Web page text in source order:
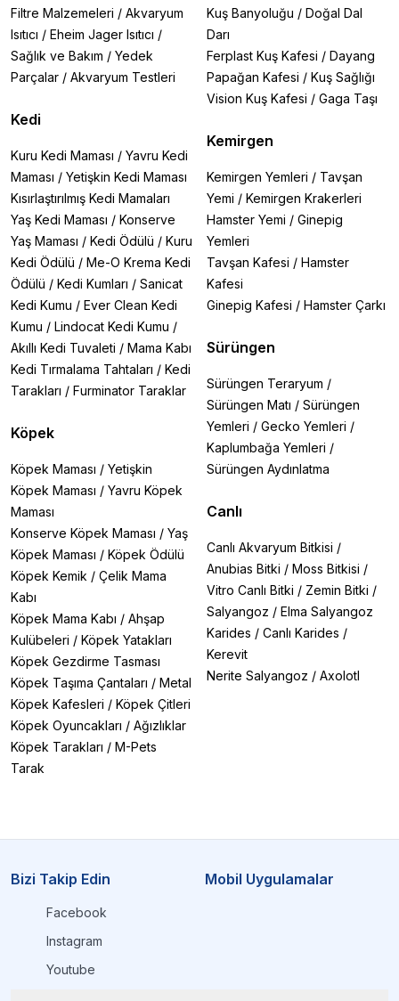
Filtre Malzemeleri / Akvaryum
Isıtıcı / Eheim Jager Isıtıcı /
Sağlık ve Bakım / Yedek
Parçalar / Akvaryum Testleri
Kedi
Kuru Kedi Maması / Yavru Kedi
Maması / Yetişkin Kedi Maması
Kısırlaştırılmış Kedi Mamaları
Yaş Kedi Maması / Konserve
Yaş Maması / Kedi Ödülü / Kuru
Kedi Ödülü / Me-O Krema Kedi
Ödülü / Kedi Kumları / Sanicat
Kedi Kumu / Ever Clean Kedi
Kumu / Lindocat Kedi Kumu /
Akıllı Kedi Tuvaleti / Mama Kabı
Kedi Tırmalama Tahtaları / Kedi
Tarakları / Furminator Taraklar
Köpek
Köpek Maması / Yetişkin
Köpek Maması / Yavru Köpek
Maması
Konserve Köpek Maması / Yaş
Köpek Maması / Köpek Ödülü
Köpek Kemik / Çelik Mama
Kabı
Köpek Mama Kabı / Ahşap
Kulübeleri / Köpek Yatakları
Köpek Gezdirme Tasması
Köpek Taşıma Çantaları / Metal
Köpek Kafesleri / Köpek Çitleri
Köpek Oyuncakları / Ağızlıklar
Köpek Tarakları / M-Pets
Tarak
Kuş Banyoluğu / Doğal Dal
Darı
Ferplast Kuş Kafesi / Dayang
Papağan Kafesi / Kuş Sağlığı
Vision Kuş Kafesi / Gaga Taşı
Kemirgen
Kemirgen Yemleri / Tavşan
Yemi / Kemirgen Krakerleri
Hamster Yemi / Ginepig
Yemleri
Tavşan Kafesi / Hamster
Kafesi
Ginepig Kafesi / Hamster Çarkı
Sürüngen
Sürüngen Teraryum /
Sürüngen Matı / Sürüngen
Yemleri / Gecko Yemleri /
Kaplumbağa Yemleri /
Sürüngen Aydınlatma
Canlı
Canlı Akvaryum Bitkisi /
Anubias Bitki / Moss Bitkisi /
Vitro Canlı Bitki / Zemin Bitki /
Salyangoz / Elma Salyangoz
Karides / Canlı Karides /
Kerevit
Nerite Salyangoz / Axolotl
Bizi Takip Edin
Facebook
Instagram
Youtube
Mobil Uygulamalar